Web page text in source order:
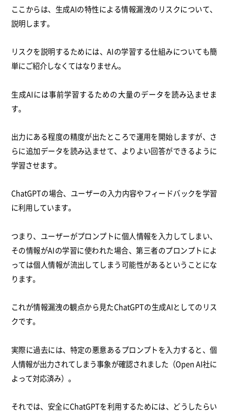
ここからは、生成AIの特性による情報漏洩のリスクについて、
説明します。
リスクを説明するためには、AIの学習する仕組みについても簡
単にご紹介しなくてはなりません。
生成AIには事前学習するための大量のデータを読み込ませま
す。
出力にある程度の精度が出たところで運用を開始しますが、 さ
らに追加データを読み込ませて、よりよい回答ができるように
学習させます。
ChatGPTの場合、ユーザーの入力内容やフィードバックを学習
に利用しています。
つまり、ユーザーがプロンプトに個人情報を入力してしまい、
その情報がAIの学習に使われた場合、第三者のプロンプトによ
っては個人情報が流出してしまう可能性があるということにな
ります。
これが情報漏洩の観点から見たChatGPTの生成AIとしてのリス
クです。
実際に過去には、特定の悪意あるプロンプトを入力すると、個
人情報が出力されてしまう事象が確認されました（Open AI社に
よって対応済み）。
それでは、 安全にChatGPTを利用するためには、どうしたらい